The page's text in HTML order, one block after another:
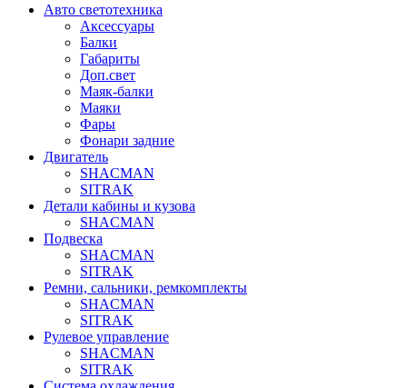
Авто светотехника
Аксессуары
Балки
Габариты
Доп.свет
Маяк-балки
Маяки
Фары
Фонари задние
Двигатель
SHACMAN
SITRAK
Детали кабины и кузова
SHACMAN
Подвеска
SHACMAN
SITRAK
Ремни, сальники, ремкомплекты
SHACMAN
SITRAK
Рулевое управление
SHACMAN
SITRAK